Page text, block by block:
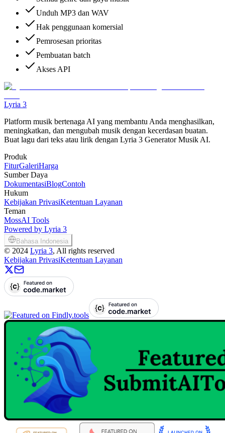
Unduh MP3 dan WAV
Hak penggunaan komersial
Pemrosesan prioritas
Pembuatan batch
Akses API
Lyria 3
Platform musik bertenaga AI yang membantu Anda menghasilkan,
meningkatkan, dan mengubah musik dengan kecerdasan buatan.
Buat lagu dari teks atau lirik dengan Lyria 3 Generator Musik AI.
Produk
FiturGaleriHarga
Sumber Daya
DokumentasiBlogContoh
Hukum
Kebijakan PrivasiKetentuan Layanan
Teman
MossAI Tools
Powered by Lyria 3
Bahasa Indonesia
© 2024 Lyria 3, All rights reserved
Kebijakan PrivasiKetentuan Layanan